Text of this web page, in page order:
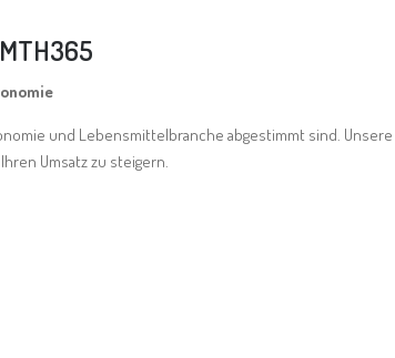
und Lebensmittelbranche abgestimmt sind.
Umsatz zu steigern.